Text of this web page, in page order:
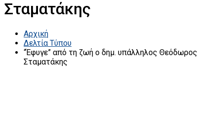
Σταματάκης
Αρχική
Δελτία Τύπου
“Έφυγε” από τη ζωή ο δημ. υπάλληλος Θεόδωρος
Σταματάκης